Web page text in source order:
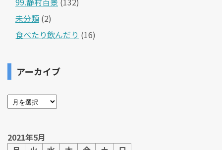
未分類 (2)
食べたり飲んだり (16)
アーカイブ
2021年5月